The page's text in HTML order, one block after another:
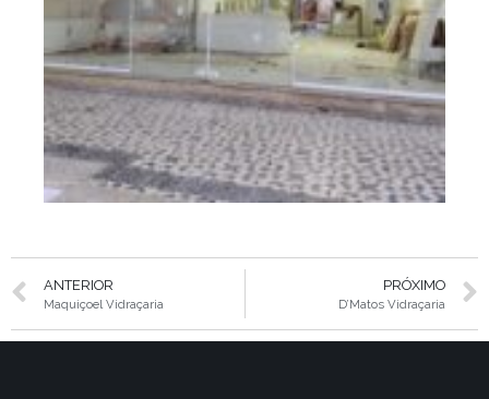
ANTERIOR
Maquiçoel Vidraçaria
PRÓXIMO
D’Matos Vidraçaria